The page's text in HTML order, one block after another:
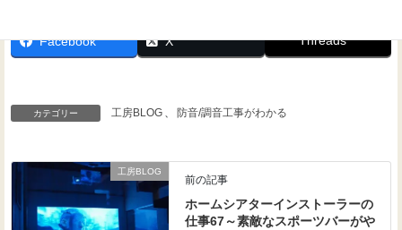
Facebook X Threads
カテゴリー 工房BLOG 、 防音/調音工事がわかる
工房BLOG
前の記事
ホームシアターインストーラーの
仕事67～素敵なスポーツバーがや